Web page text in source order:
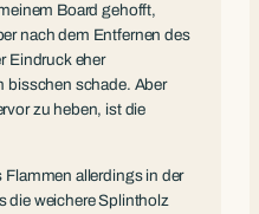
Board gehofft,
nach dem Entfernen des
Eindruck eher
bisschen schade. Aber
zu heben, ist die
Flammen allerdings in der
die weichere Splintholz